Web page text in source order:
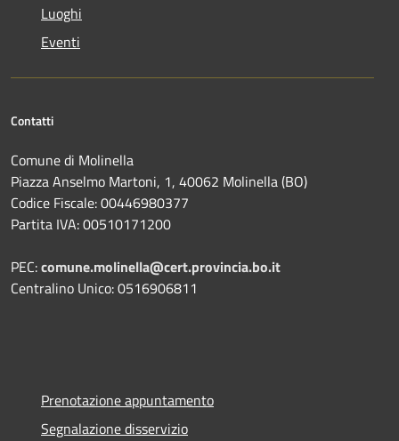
Luoghi
Eventi
Contatti
Comune di Molinella
Piazza Anselmo Martoni, 1, 40062 Molinella (BO)
Codice Fiscale: 00446980377
Partita IVA: 00510171200
PEC:comune.molinella@cert.provincia.bo.it
Centralino Unico: 0516906811
Prenotazione appuntamento
Segnalazione disservizio